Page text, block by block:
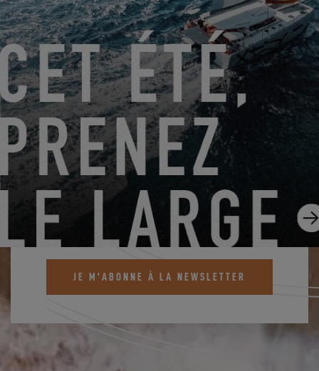
BONNE ANNÉE 2023 !
21.12.2022
ABONNEZ-VOUS À LA
NEWSLETTER EXCESS
Inscrivez-vous et restez informé des actualités
Excess
JE M'ABONNE À LA NEWSLETTER